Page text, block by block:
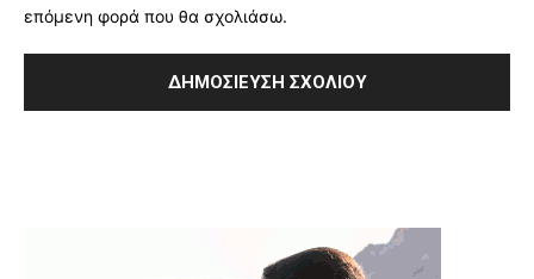
επόμενη φορά που θα σχολιάσω.